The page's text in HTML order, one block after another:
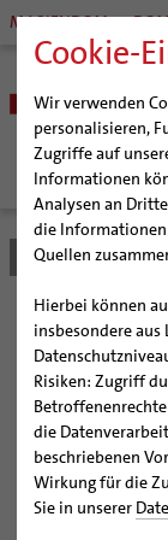
Cookie-
Wir verwenden
personalisieren,
Zugriffe auf
Informationen
Analysen an
die Informationen
Quellen
Hierbei können
insbesondere aus
Risiken: Zugriff
die
beschriebenen
Wirkung für die
Sie in unserer
MARIENDOM
BISTUM
Bischöfe
Weihbischof Dr.
Bischof em.
Weihbischof em.
Weihbischof em.
Weihbischof em.
Bischof em. Dr.
Generalvikariat
Gremien
Diözesangericht
Pfarrgemeinden
Hildesheimer Dom
Virtueller
Tausendjähriger
Die
Wallfahrten |
Termine
Jakobswege im
Veranstaltungen
Strategieprozess
Jugend
Bistum Hildesheim
im
Auftakt der